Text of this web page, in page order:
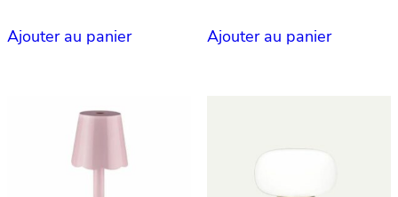
Ajouter au panier Ajouter au panier